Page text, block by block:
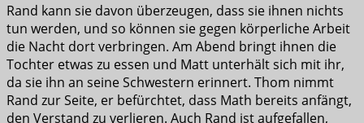
Rand kann sie davon überzeugen, dass sie ihnen nichts
tun werden, und so können sie gegen körperliche Arbeit
die Nacht dort verbringen. Am Abend bringt ihnen die
Tochter etwas zu essen und Matt unterhält sich mit ihr,
da sie ihn an seine Schwestern erinnert. Thom nimmt
Rand zur Seite, er befürchtet, dass Math bereits anfängt,
den Verstand zu verlieren. Auch Rand ist aufgefallen,